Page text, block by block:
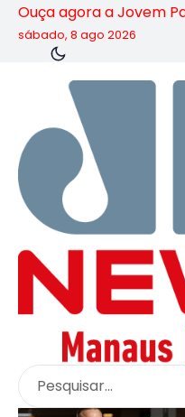
Ouça agora a Jovem
sábado, 8 ago 2026